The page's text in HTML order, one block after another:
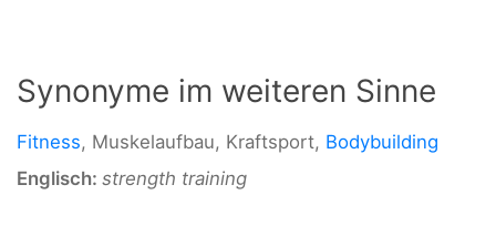
Synonyme im weiteren Sinne
Fitness, Muskelaufbau, Kraftsport, Bodybuilding
Englisch: strength training